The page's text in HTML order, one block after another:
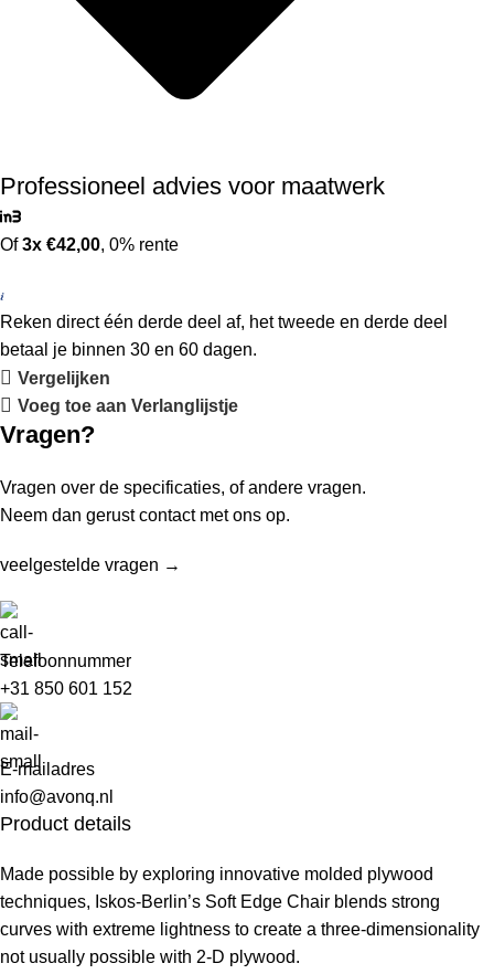
Professioneel advies voor maatwerk
Of3x €42,00, 0% rente
Reken direct één derde deel af, het tweede en derde deel
betaal je binnen 30 en 60 dagen.
Vergelijken
Voeg toe aan Verlanglijstje
Vragen?
Vragen over de specificaties, of andere vragen.
Neem dan gerust contact met ons op.
veelgestelde vragen →
Telefoonnummer
+31 850 601 152
E-mailadres
info@avonq.nl
Product details
Made possible by exploring innovative molded plywood
techniques, Iskos-Berlin’s Soft Edge Chair blends strong
curves with extreme lightness to create a three-dimensionality
not usually possible with 2-D plywood.